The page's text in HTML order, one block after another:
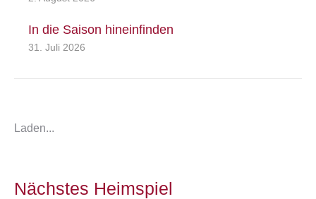
In die Saison hineinfinden
31. Juli 2026
Laden...
Nächstes Heimspiel